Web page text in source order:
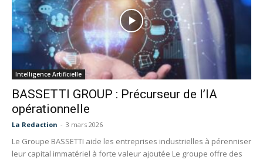
Intelligence Artificielle
BASSETTI GROUP : Précurseur de l’IA
opérationnelle
La Redaction - 3 mars 2026
Le Groupe BASSETTI aide les entreprises industrielles à pérenniser
leur capital immatériel à forte valeur ajoutée Le groupe offre des